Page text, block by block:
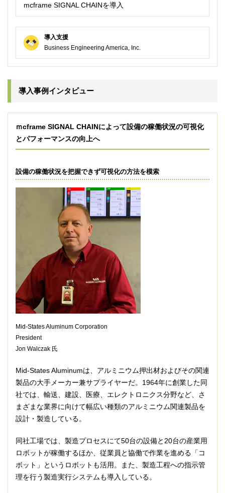
mcframe SIGNAL CHAINを導入
導入支援
Business Engineering America, Inc.
導入事例インタビュー
ｍcframe SIGNAL CHAINによって設備の稼働状況の可視化
とパフォーマンスの向上へ
設備の稼働状況を把握できず可視化の方法を模索
Mid-States Aluminum Corporation
President
Jon Walczak 氏
Mid-States Aluminumは、アルミニウム押出材およびその関連
製品の大手メーカー兼サプライヤーだ。1964年に創業した同
社では、輸送、建設、医療、エレクトロニクス分野など、さ
まざまな業界に向けて幅広い種類のアルミニウム関連製品を
設計・製造している。
同社工場では、製造プロセスにて50台の設備と20台の産業用
ロボットが稼働するほか、従業員と協働で作業を進める「コ
ボット」というロボットも活用。また、製造工程への指示管
理を行う製造実行システムも導入している。